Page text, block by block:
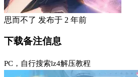
思而不了 发布于 2 年前
下载备注信息
PC，自行搜索lz4解压教程